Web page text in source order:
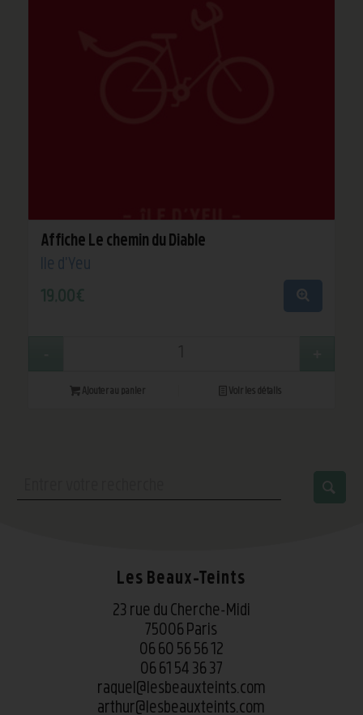
Affiche Le chemin du Diable
Île d'Yeu
19,00€
Ajouter au panier Voir les détails
Les Beaux-Teints
23 rue du Cherche-Midi
75006 Paris
06 60 56 56 12
06 61 54 36 37
raquel@lesbeauxteints.com
arthur@lesbeauxteints.com